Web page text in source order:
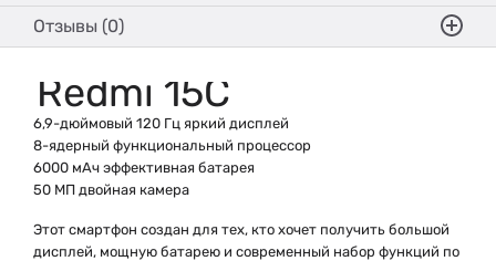
Отзывы (0)
Redmi 15C
6,9-дюймовый 120 Гц яркий дисплей
8-ядерный функциональный процессор
6000 мАч эффективная батарея
50 МП двойная камера
Этот смартфон создан для тех, кто хочет получить большой
дисплей, мощную батарею и современный набор функций по